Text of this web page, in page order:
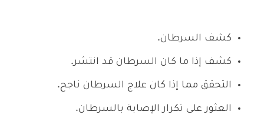
كشف السرطان.
كشف إذا ما كان السرطان قد انتشر.
التحقق مما إذا كان علاج السرطان ناجح.
العثور على تكرار الإصابة بالسرطان.